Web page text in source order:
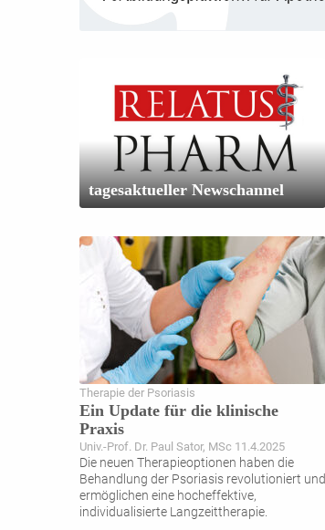
tagesaktueller Newschannel
Therapie der Psoriasis
Ein Update für die klinische
Praxis
Univ.-Prof. Dr. Paul Sator, MSc 11.4.2025
Die neuen Therapieoptionen haben die
Behandlung der Psoriasis revolutioniert und
ermöglichen eine hocheffektive,
individualisierte Langzeittherapie.